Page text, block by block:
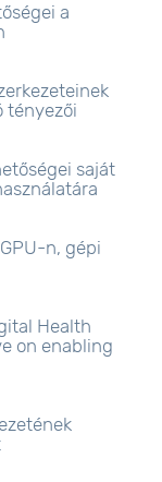
a
tényezői
saját
n, gépi
Health
on enabling